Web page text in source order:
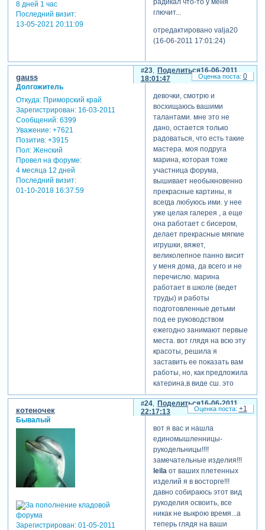
8 дней 1 час
Последний визит:
13-05-2021 20:11:09
радикал что-то у меня
глючит...
отредактировано valja20
(16-06-2011 17:01:24)
Поделиться
23
16-06-2011
18:01:47
gauss
Долгожитель
Откуда:Приморский край
Зарегистрирован: 16-03-2011
Сообщений:6399
Уважение: +7621
Позитив: +3915
Пол:Женский
Провел на форуме:
4 месяца 12 дней
Последний визит:
01-10-2018 16:37:59
девочки, смотрю и
восхищаюсь вашими
талантами. мне это не
дано, остается только
радоваться, что есть такие
мастера. моя подруга
марина, которая тоже
участница форума,
вышивает необыкновенно
прекрасные картины, я
всегда любуюсь ими. у нее
уже целая галерея , а еще
она работает с бисером,
делает прекрасные мягкие
игрушки, вяжет,
великолепное панно висит
у меня дома, да всего и не
перечислю. марина
работает в школе (ведет
труды) и работы
подготовленные детьми
под ее руководством
ежегодно занимают первые
места. вот глядя на всю эту
красоты, решила я
заставить ее показать вам
работы, но, как предложила
катерина,в виде сш. это
потребует некоторого
времени, но мы
постараемся побыстрее.
0
Поделиться
24
16-06-2011
22:17:13
котеночек
Бывалый
Зарегистрирован: 01-05-2011
вот я вас и нашла
единомышленницы-
рукодельницы!!!!
замечательные изделия!!!
leilaот ваших плетенных
изделий я в восторге!!!
давно собираюсь этот вид
рукоделия освоить, все
никак не выкрою время...а
теперь глядя на ваши
+1